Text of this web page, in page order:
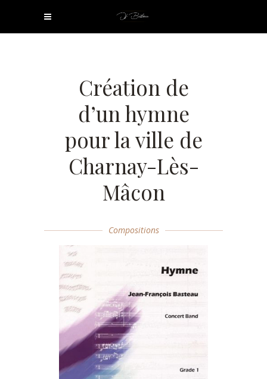
Création de
d’un hymne
pour la ville de
Charnay-Lès-
Mâcon
Compositions